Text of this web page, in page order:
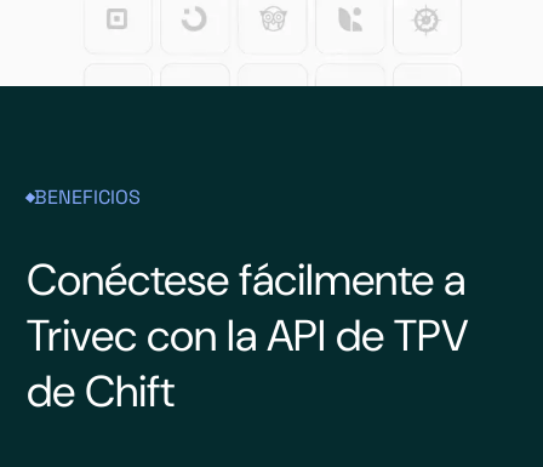
BENEFICIOS
Conéctese fácilmente a
Trivec con la API de TPV
de Chift